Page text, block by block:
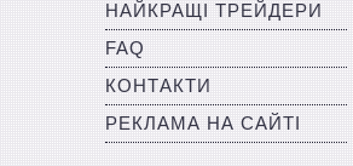
НАЙКРАЩІ ТРЕЙДЕРИ
FAQ
КОНТАКТИ
РЕКЛАМА НА САЙТІ